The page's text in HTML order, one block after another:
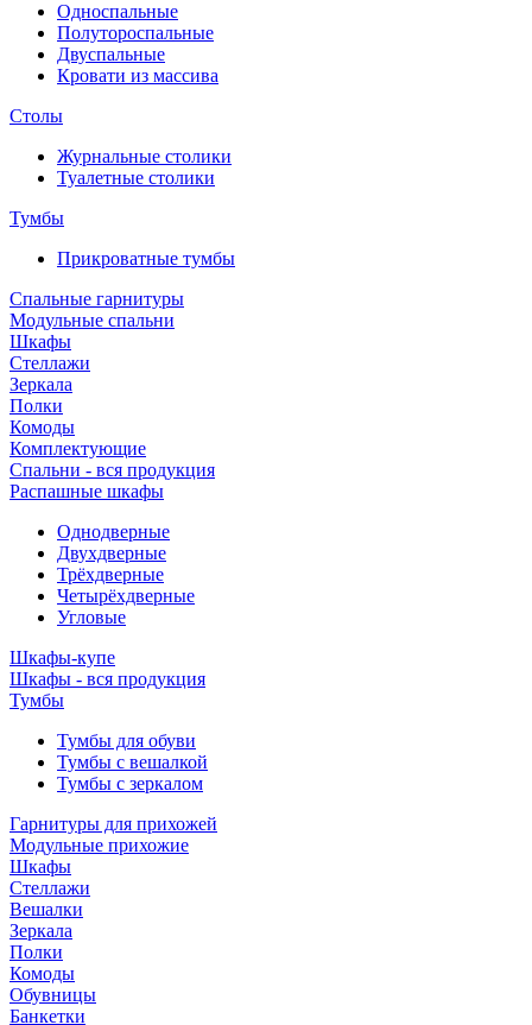
Односпальные
Полутороспальные
Двуспальные
Кровати из массива
Столы
Журнальные столики
Туалетные столики
Тумбы
Прикроватные тумбы
Спальные гарнитуры
Модульные спальни
Шкафы
Стеллажи
Зеркала
Полки
Комоды
Комплектующие
Спальни - вся продукция
Распашные шкафы
Однодверные
Двухдверные
Трёхдверные
Четырёхдверные
Угловые
Шкафы-купе
Шкафы - вся продукция
Тумбы
Тумбы для обуви
Тумбы с вешалкой
Тумбы с зеркалом
Гарнитуры для прихожей
Модульные прихожие
Шкафы
Стеллажи
Вешалки
Зеркала
Полки
Комоды
Обувницы
Банкетки